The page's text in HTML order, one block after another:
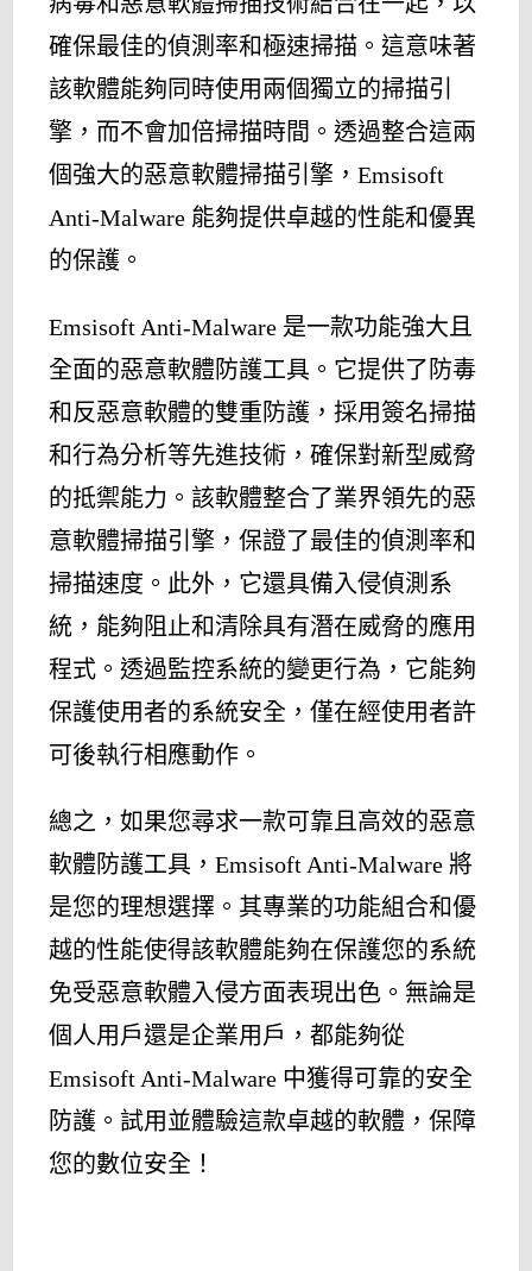
確保最佳的偵測率和極速掃描。這意味著
該軟體能夠同時使用兩個獨立的掃描引
擎，而不會加倍掃描時間。透過整合這兩
個強大的惡意軟體掃描引擎，Emsisoft
Anti-Malware 能夠提供卓越的性能和優異
的保護。
Emsisoft Anti-Malware 是一款功能強大且
全面的惡意軟體防護工具。它提供了防毒
和反惡意軟體的雙重防護，採用簽名掃描
和行為分析等先進技術，確保對新型威脅
的抵禦能力。該軟體整合了業界領先的惡
意軟體掃描引擎，保證了最佳的偵測率和
掃描速度。此外，它還具備入侵偵測系
統，能夠阻止和清除具有潛在威脅的應用
程式。透過監控系統的變更行為，它能夠
保護使用者的系統安全，僅在經使用者許
可後執行相應動作。
總之，如果您尋求一款可靠且高效的惡意
軟體防護工具，Emsisoft Anti-Malware 將
是您的理想選擇。其專業的功能組合和優
越的性能使得該軟體能夠在保護您的系統
免受惡意軟體入侵方面表現出色。無論是
個人用戶還是企業用戶，都能夠從
Emsisoft Anti-Malware 中獲得可靠的安全
防護。試用並體驗這款卓越的軟體，保障
您的數位安全！